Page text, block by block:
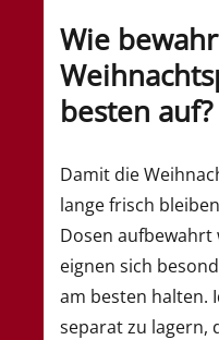
Wie
besten auf?
Damit die
lange frisch
Dosen aufbewahrt
eignen sich
am besten halten.
separat zu lagern,